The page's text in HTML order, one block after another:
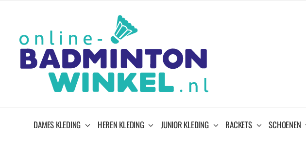
DAMES KLEDING HEREN KLEDING JUNIOR KLEDING RACKETS SCHOENEN